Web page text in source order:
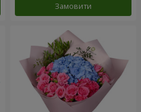
Замовити